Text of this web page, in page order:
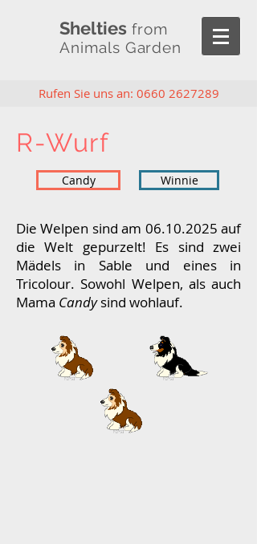
Shelties from
Animals Garden
Rufen Sie uns an: 0660 2627289
R-Wurf
Candy Winnie
Die Welpen sind am 06.10.2025 auf
die Welt gepurzelt! Es sind zwei
Mädels in Sable und eines in
Tricolour. Sowohl Welpen, als auch
Mama Candysind wohlauf.